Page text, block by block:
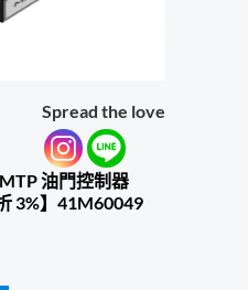
Spread the love
油門控制器
3%】41M60049